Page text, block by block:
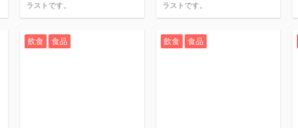
ラストです。
ラストです。
飲食 食品 飲食 食品